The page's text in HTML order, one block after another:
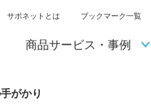
サポネットとは ブックマーク一覧
商品サービス・事例
がかり